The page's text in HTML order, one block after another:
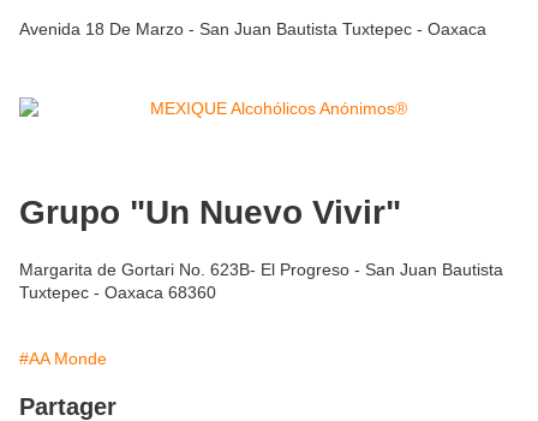
Avenida 18 De Marzo - San Juan Bautista Tuxtepec - Oaxaca
Grupo "Un Nuevo Vivir"
Margarita de Gortari No. 623B- El Progreso - San Juan Bautista
Tuxtepec - Oaxaca 68360
#AA Monde
Partager